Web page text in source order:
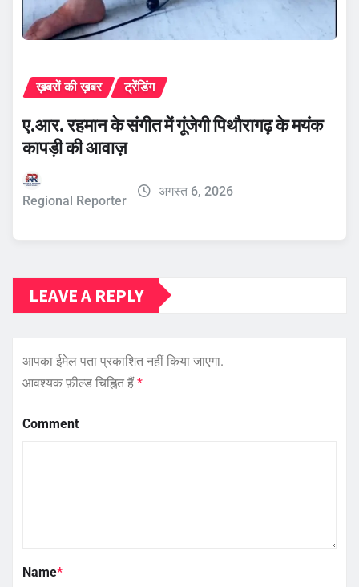
ख़बरों की ख़बर ट्रेंडिंग
ए.आर. रहमान के संगीत में गूंजेगी पिथौरागढ़ के मयंक
कापड़ी की आवाज़
Regional Reporter
अगस्त 6, 2026
LEAVE A REPLY
आपका ईमेल पता प्रकाशित नहीं किया जाएगा.
आवश्यक फ़ील्ड चिह्नित हैं*
Comment
Name*